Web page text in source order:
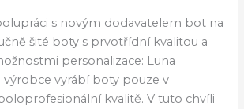
s novým dodavatelem bot na
šité boty s prvotřídní kvalitou a
personalizace: Luna
výrobce vyrábí boty pouze v
kvalitě. V tuto chvíli